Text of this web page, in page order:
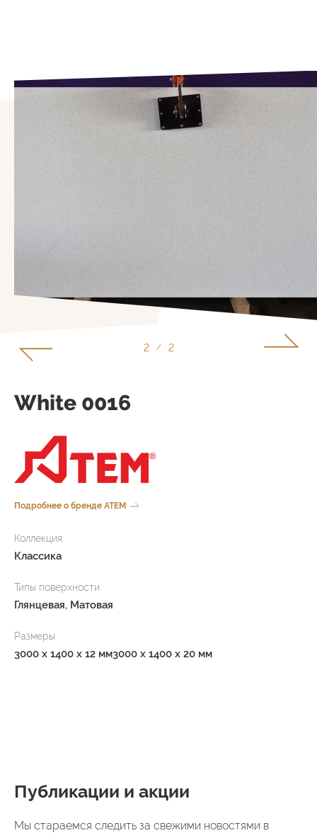
1 / 2
White 0016
Подробнее о бренде ATEM
Коллекция
Классика
Типы поверхности
Глянцевая, Матовая
Размеры
3000 x 1400 x 12 мм3000 x 1400 x 20 мм
Публикации и акции
Мы стараемся следить за свежими новостями в